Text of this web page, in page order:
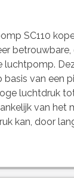
SC110
betrouwbare,
luchtpomp.
van een
luchtdruk
van het
kan, door